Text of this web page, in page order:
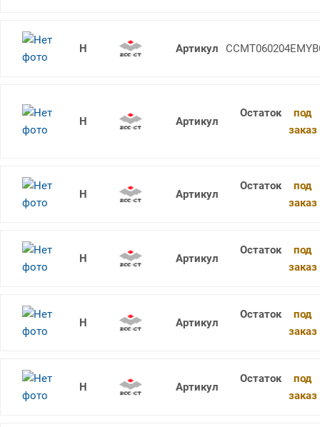
CCMT060204-EM YBG205
CCMT060204F-1 YCD421
под
заказ
CCMT060204-EM YBM253F
под
заказ
CCMT060204-EM YBG205F
под
заказ
CCMT060204-EM YBM153
под
заказ
CCMT060204-EM YBM153F
под
заказ